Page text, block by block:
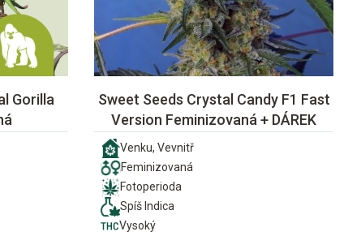
Gorilla
Sweet Seeds Crystal Candy F1 Fast
Version Feminizovaná + DÁREK
Venku, Vevnitř
Feminizovaná
Fotoperioda
Spíš Indica
Vysoký